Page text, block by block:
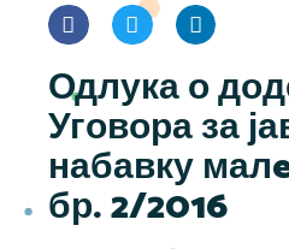
Одлука о
Уговора за
набавку
бр. 2/2016